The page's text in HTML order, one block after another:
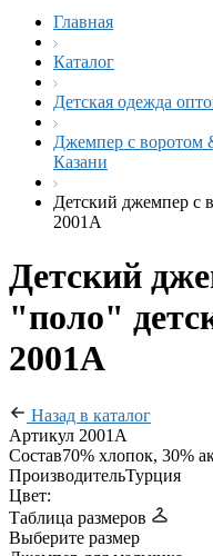
Главная
Каталог
Детская одежда
Джемпер с воротом
Казани
Детский джемпер с
2001А
Детский
"поло"
2001А
Назад в каталог
Артикул 2001А
Состав70% хлопок, 30%
ПроизводительТурция
Цвет:
Таблица размеров
Выберите размер